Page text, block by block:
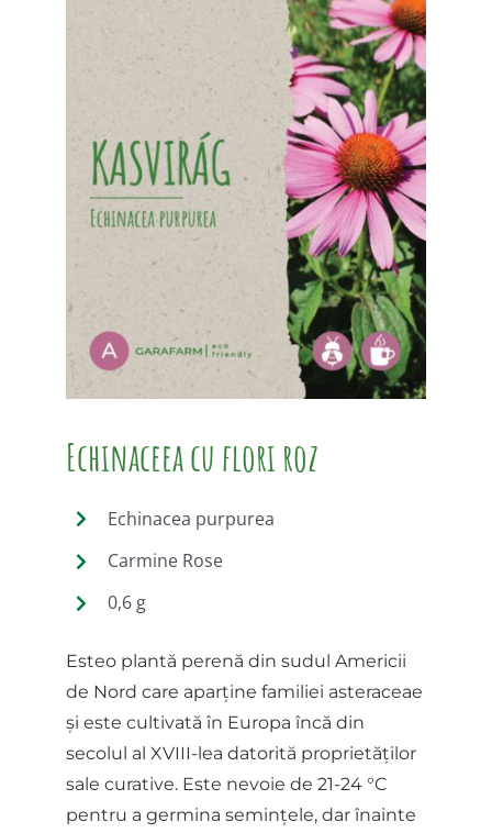
Echinaceea cu flori roz
Echinacea purpurea
Carmine Rose
0,6 g
Esteo plantă perenă din sudul Americii
de Nord care aparține familiei asteraceae
și este cultivată în Europa încă din
secolul al XVIII-lea datorită proprietăților
sale curative. Este nevoie de 21-24 °C
pentru a germina semințele, dar înainte